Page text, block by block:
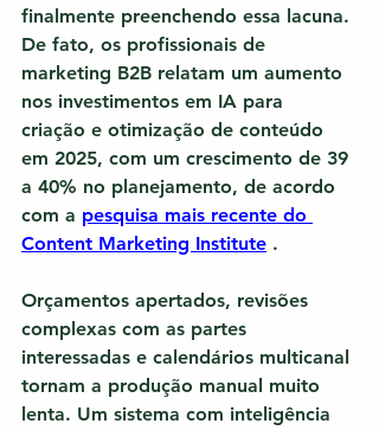
finalmente preenchendo essa lacuna.
De fato, os profissionais de
marketing B2B relatam um aumento
nos investimentos em IA para
criação e otimização de conteúdo
em 2025, com um crescimento de 39
a 40% no planejamento, de acordo
com a pesquisa mais recente do
Content Marketing Institute .
Orçamentos apertados, revisões
complexas com as partes
interessadas e calendários multicanal
tornam a produção manual muito
lenta. Um sistema com inteligência